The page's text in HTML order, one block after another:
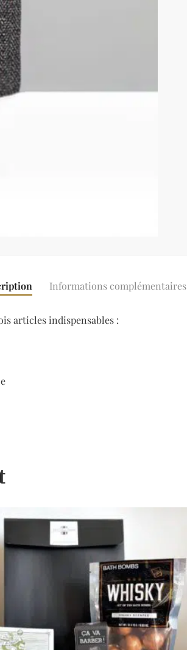
Informations complémentaires
articles indispensables :